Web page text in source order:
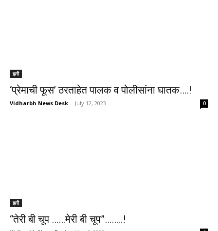
झरी
‘प्रेमाची फूस’ ठरताहेत पालक व पोलीसांना घातक….!
Vidharbh News Desk - July 12, 2023 0
झरी
“तेरी बी चूप ……मेरी बी चूप”……..!